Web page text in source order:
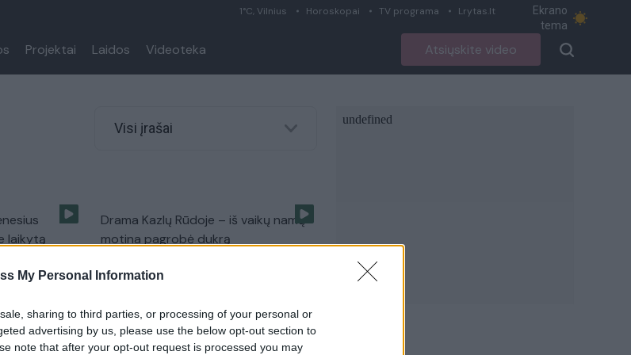
My Personal Information
sharing to third parties, or processing of your personal or
advertising by us, please use the below opt-out section to
note that after your opt-out request is processed you may
1°C, Vilnius Horoskopai TV programa Lrytas.lt
Ekrano
tema
Projektai Laidos Videoteka Atsiųskite video
Visi įrašai
laikytą
Drama Kazlų Rūdoje – iš vaikų namų
motina pagrobė dukrą
turintis
Išgelbėta daugiau kaip dvejus metus